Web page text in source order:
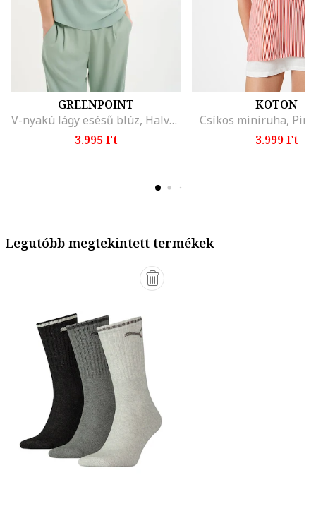
GREENPOINT
V-nyakú lágy esésű blúz, Halványzöld
3.995 Ft
KOTON
Csíkos miniruha,
3.999 Ft
Legutóbb megtekintett termékek